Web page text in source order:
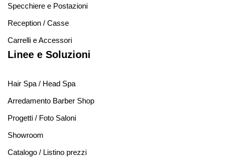
Specchiere e Postazioni
Reception / Casse
Carrelli e Accessori
Linee e Soluzioni
Hair Spa / Head Spa
Arredamento Barber Shop
Progetti / Foto Saloni
Showroom
Catalogo / Listino prezzi